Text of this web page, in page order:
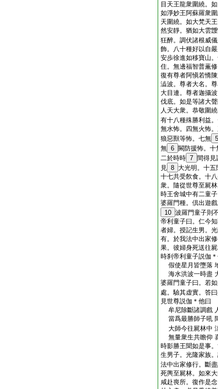
目天王龍衆圍繞。
如淨妙王阿蘇羅衆
天圍繞。如大梵天
然安靜。猶如大雲
狂醉。調伏諸根威
飾。八十種好以自
安歩徐進如移寶山
住。無邊福智普薫
復有尊者阿愼若憍
澁波。尊者大名。
大目連。尊者迦攝
伐底。如是等諸大
人天大衆。恭敬圍
有十八種殊勝利益
無水怖。四無火怖
狼惡獸等怖。七無 5
無 6 闕防援怖。
二於時時 7 間得見
見 8 大光明。十
十七共受飮食。十
衆。隨從世尊至屍
時王舍城中有二童
婆羅門種。倶出遊
10 波羅門童子則
帝利童子曰。仁今
者婦。授記生男。
有。於我法中出家
果。彼婦身死送往
時刹帝利童子説伽
假使星月皆墮落
海水洪波一時盡
婆羅門童子曰。若
處。驗其虚實。答
見世尊説伽＊他曰
牟尼除斷諸調戲
當爲最勝師子吼
大師今往屍林中
無量衆生共瞻仰
時影勝王聞如是事
生男子。光隆家族
法中出家修行。斷
死輿至屍林。如來
咸赴喪所。復作是